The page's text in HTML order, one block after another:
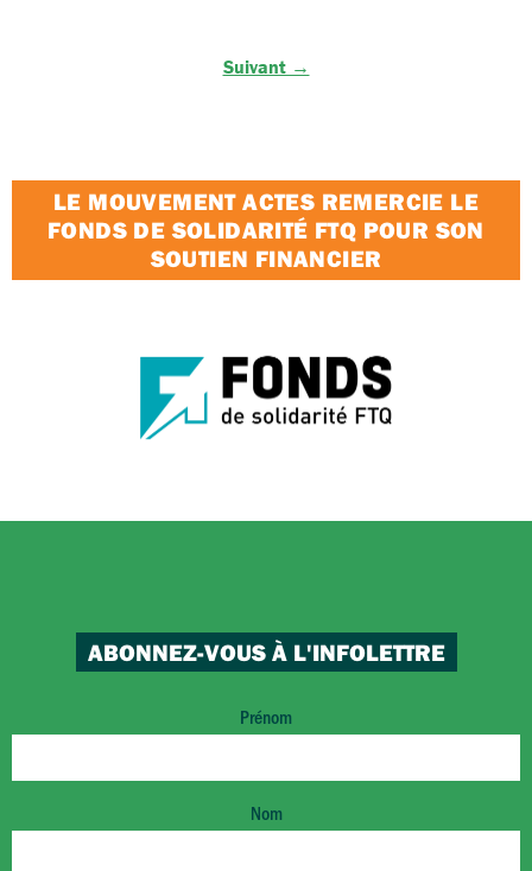
Suivant →
LE MOUVEMENT ACTES REMERCIE LE
FONDS DE SOLIDARITÉ FTQ POUR SON
SOUTIEN FINANCIER
ABONNEZ-VOUS À L'INFOLETTRE
Prénom
Nom